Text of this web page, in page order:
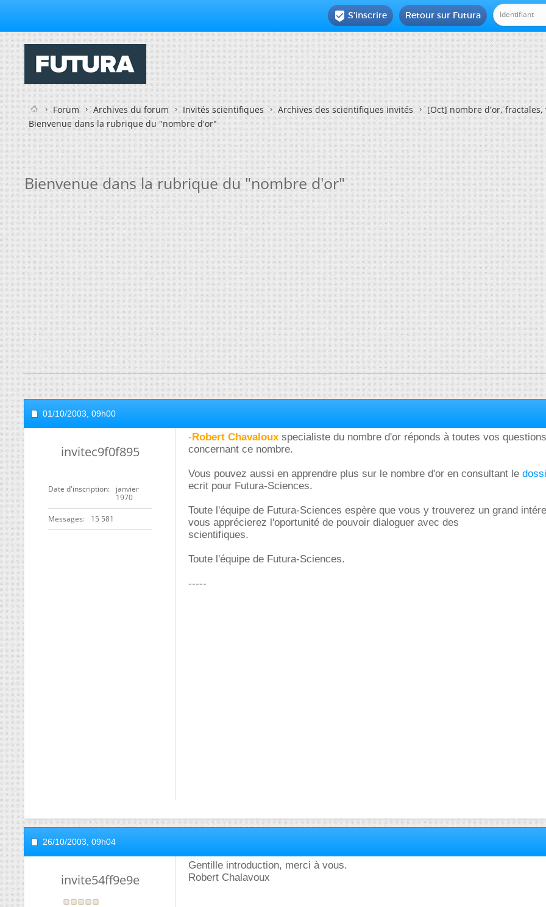
Retour sur Futura
 S'inscrire
Forum Archives du forum Invités scientifiques Archives des scientifiques invités
[Oct] nombre d'or,
Bienvenue dans la rubrique du "nombre d'or"
Bienvenue dans la rubrique du "nombre d'or"
01/10/2003, 09h00
invitec9f0f895
Date d'inscription
janvier
1970
Messages 15 581
-Robert Chavaloux specialiste du nombre d'or réponds à toutes vos questions
concernant ce nombre.
Vous pouvez aussi en apprendre plus sur le nombre d'or en consultant le
ecrit pour Futura-Sciences.
Toute l'équipe de Futura-Sciences espère que vous y trouverez un grand
vous apprécierez l'oportunité de pouvoir dialoguer avec des
scientifiques.
Toute l'équipe de Futura-Sciences.
-----
26/10/2003, 09h04
invite54ff9e9e
Gentille introduction, merci à vous.
Robert Chalavoux